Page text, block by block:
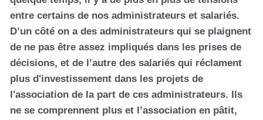
entre certains de nos administrateurs et salariés.
D’un côté on a des administrateurs qui se plaignent
de ne pas être assez impliqués dans les prises de
décisions, et de l’autre des salariés qui réclament
plus d'investissement dans les projets de
l'association de la part de ces administrateurs. Ils
ne se comprennent plus et l’association en pâtit,